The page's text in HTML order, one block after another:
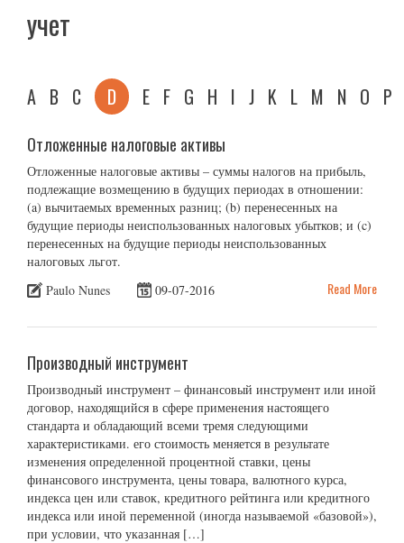
учет
A B C D E F G H I J K L M N O P
Отложенные налоговые активы
Отложенные налоговые активы – суммы налогов на прибыль,
подлежащие возмещению в будущих периодах в отношении:
(a) вычитаемых временных разниц; (b) перенесенных на
будущие периоды неиспользованных налоговых убытков; и (c)
перенесенных на будущие периоды неиспользованных
налоговых льгот.
Paulo Nunes
09-07-2016 Read More
Производный инструмент
Производный инструмент – финансовый инструмент или иной
договор, находящийся в сфере применения настоящего
стандарта и обладающий всеми тремя следующими
характеристиками. его стоимость меняется в результате
изменения определенной процентной ставки, цены
финансового инструмента, цены товара, валютного курса,
индекса цен или ставок, кредитного рейтинга или кредитного
индекса или иной переменной (иногда называемой «базовой»),
при условии, что указанная […]